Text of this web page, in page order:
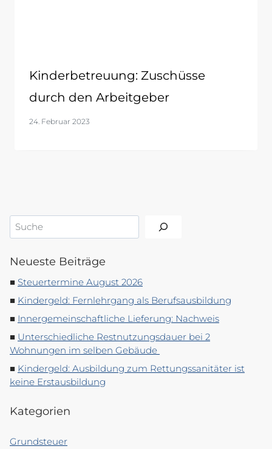
Kinderbetreuung: Zuschüsse
durch den Arbeitgeber
24. Februar 2023
Suchen
Neueste Beiträge
Steuertermine August 2026
Kindergeld: Fernlehrgang als Berufsausbildung
Innergemeinschaftliche Lieferung: Nachweis
Unterschiedliche Restnutzungsdauer bei 2
Wohnungen im selben Gebäude
Kindergeld: Ausbildung zum Rettungssanitäter ist
keine Erstausbildung
Kategorien
Grundsteuer